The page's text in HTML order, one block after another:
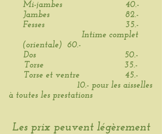
Mi-jambes 40.-
Jambes 82.-
Fesses 35.-
Intime complet
(orientale) 60.-
Dos 50.-
Torse 35.-
Torse et ventre 45.-
10.- pour les aisselles
à toutes les prestations
Les prix peuvent légèrement